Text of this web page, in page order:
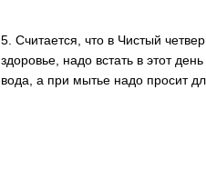
5. Считается, что в Чистый
здоровье, надо встать в этот
вода, а при мытье надо просит